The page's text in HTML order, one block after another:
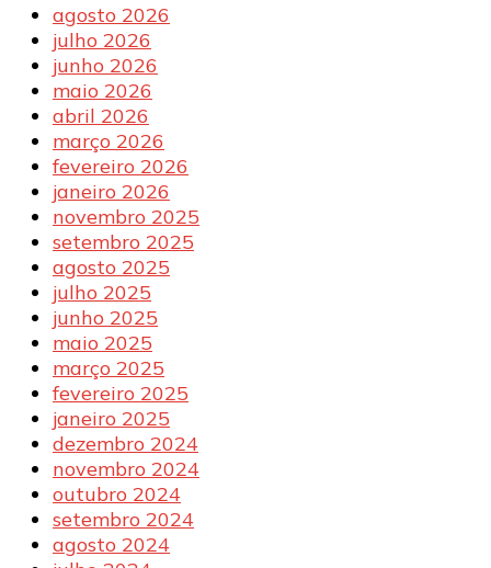
agosto 2026
julho 2026
junho 2026
maio 2026
abril 2026
março 2026
fevereiro 2026
janeiro 2026
novembro 2025
setembro 2025
agosto 2025
julho 2025
junho 2025
maio 2025
março 2025
fevereiro 2025
janeiro 2025
dezembro 2024
novembro 2024
outubro 2024
setembro 2024
agosto 2024